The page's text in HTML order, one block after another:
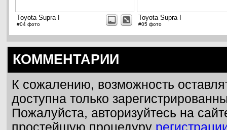
Toyota Supra I
#04 фото
Toyota Supra I
#05 фото
КОММЕНТАРИИ
К сожалению, возможность
доступна только
Пожалуйста, авторизуйтесь на